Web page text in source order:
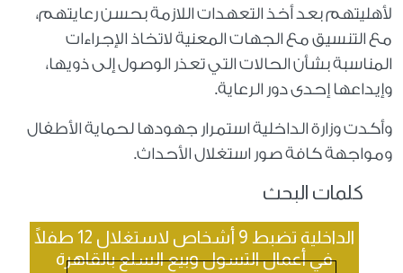
لأهليتهم بعد أخذ التعهدات اللازمة بحسن رعايتهم،
مع التنسيق مع الجهات المعنية لاتخاذ الإجراءات
المناسبة بشأن الحالات التي تعذر الوصول إلى ذويها،
وإيداعها إحدى دور الرعاية.
وأكدت وزارة الداخلية استمرار جهودها لحماية الأطفال
ومواجهة كافة صور استغلال الأحداث.
كلمات البحث
الداخلية تضبط 9 أشخاص لاستغلال 12 طفلًا
في أعمال التسول وبيع السلع بالقاهرة